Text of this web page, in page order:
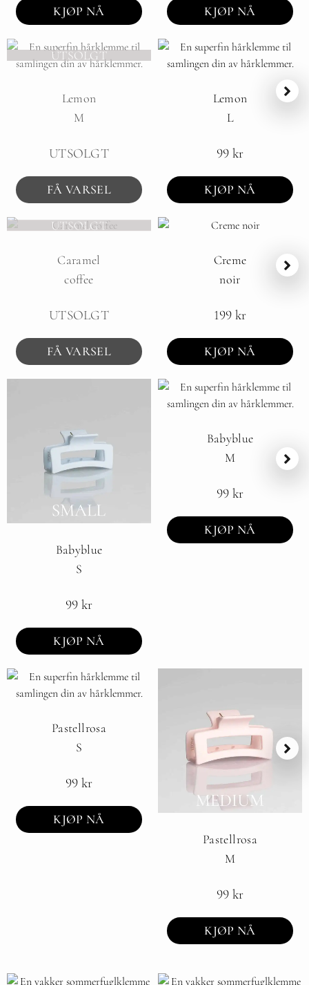
KJØP NÅ KJØP NÅ
UTSOLGT
Lemon
M
UTSOLGT
FÅ VARSEL
Lemon
L
99 kr
KJØP NÅ
UTSOLGT
Caramel
coffee
UTSOLGT
FÅ VARSEL
Creme
noir
199 kr
KJØP NÅ
Babyblue
S
99 kr
KJØP NÅ
Babyblue
M
99 kr
KJØP NÅ
Pastellrosa
S
99 kr
KJØP NÅ
Pastellrosa
M
99 kr
KJØP NÅ